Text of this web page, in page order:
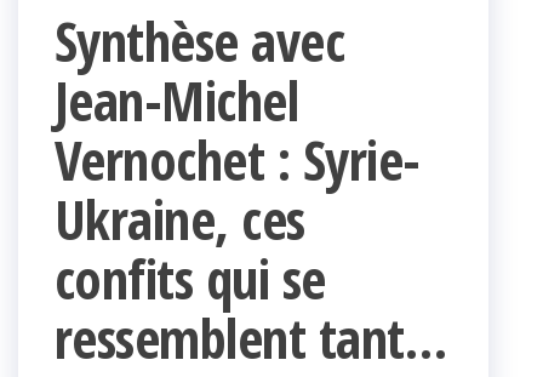
Synthèse avec
Jean-Michel
Vernochet : Syrie-
Ukraine, ces
confits qui se
ressemblent tant…